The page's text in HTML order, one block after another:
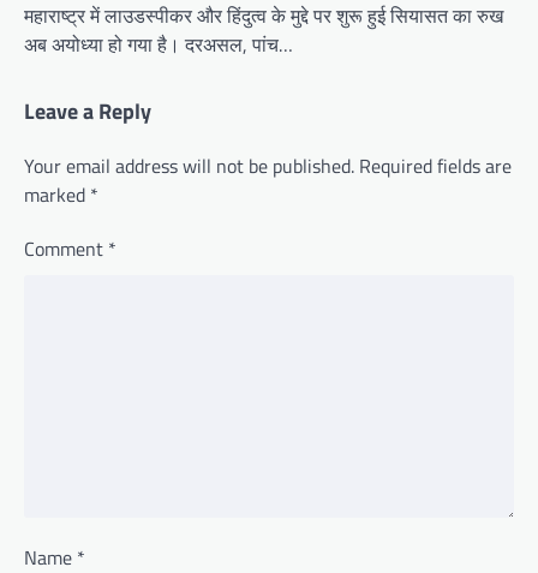
महाराष्‍ट्र में लाउडस्‍पीकर और हिंदुत्‍व के मुद्दे पर शुरू हुई सियासत का रुख
अब अयोध्‍या हो गया है। दरअसल, पांच…
Leave a Reply
Your email address will not be published. Required fields are
marked *
Comment *
Name *